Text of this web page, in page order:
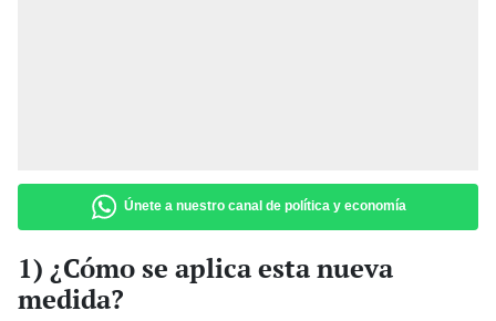
Únete a nuestro canal de política y economía
1) ¿Cómo se aplica esta nueva
medida?